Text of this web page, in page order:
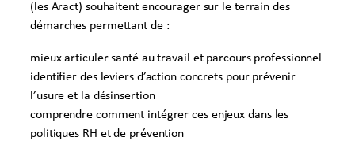
(les Aract) souhaitent encourager sur le terrain des
démarches permettant de :
mieux articuler santé au travail et parcours professionnel
identifier des leviers d’action concrets pour prévenir
l’usure et la désinsertion
comprendre comment intégrer ces enjeux dans les
politiques RH et de prévention